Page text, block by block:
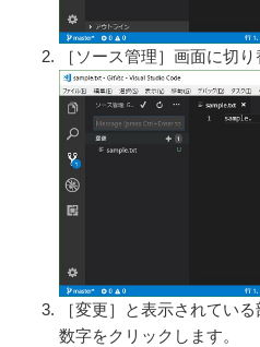
［ソース管理］画面に切り
［変更］と表示されてい
数字をクリックします。